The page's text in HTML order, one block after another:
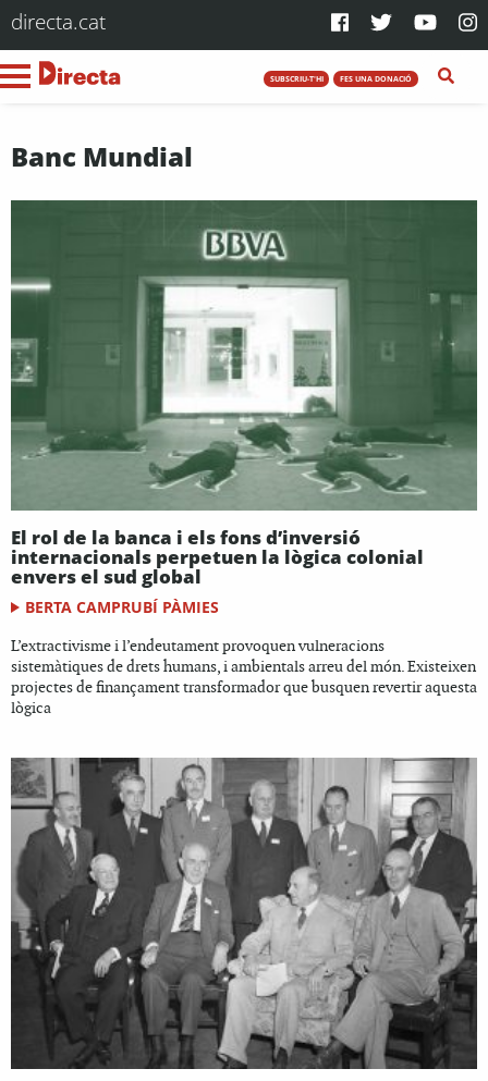
directa.cat
SUBSCRIU-T'HI FES UNA DONACIÓ
Banc Mundial
El rol de la banca i els fons d’inversió
internacionals perpetuen la lògica colonial
envers el sud global
BERTA CAMPRUBÍ PÀMIES
L’extractivisme i l’endeutament provoquen vulneracions
sistemàtiques de drets humans, i ambientals arreu del món. Existeixen
projectes de finançament transformador que busquen revertir aquesta
lògica